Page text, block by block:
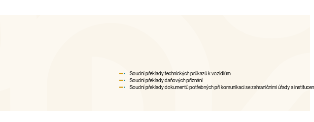
Soudní překlady technických průkazů k vozidlům
Soudní překlady daňových přiznání
Soudní překlady dokumentů potřebných při komunikaci se zahraničními úřady a